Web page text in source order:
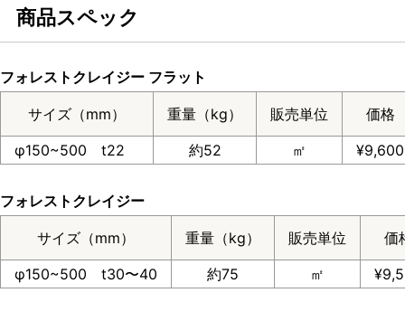
商品スペック
フォレストクレイジー フラット
サイズ（mm） 重量（kg） 販売単位
価格
φ150~500 t22
約52 ㎡ ¥9,600
フォレストクレイジー
サイズ（mm） 重量（kg） 販売単位
価
φ150~500 t30〜40
約75 ㎡